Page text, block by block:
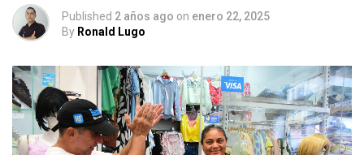
Published 2 años ago on enero 22, 2025
By Ronald Lugo